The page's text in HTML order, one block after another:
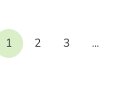
1 2 3 ...